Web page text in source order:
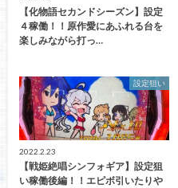
【化物語セカンドシーズン】設定
４稼働！！原作愛にあふれる台を
楽しみながら打っ…
設定狙い
2022.2.23
【戦姫絶唱シンフォギア】設定狙
い稼働後編！！エピボ引いたりや